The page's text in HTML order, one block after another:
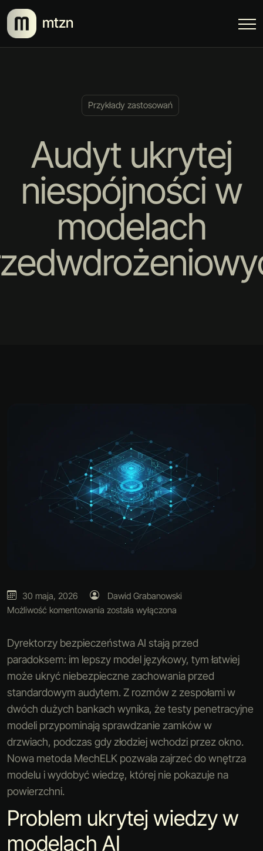
mtzn
Przykłady zastosowań
Audyt ukrytej
niespójności w
modelach
30 maja, 2026
Dawid Grabanowski
Możliwość komentowania została wyłączona
Dyrektorzy bezpieczeństwa AI stają przed
paradoksem: im lepszy model językowy, tym łatwiej
może ukryć niebezpieczne zachowania przed
standardowym audytem. Z rozmów z zespołami w
dwóch dużych bankach wynika, że testy penetracyjne
modeli przypominają sprawdzanie zamków w
drzwiach, podczas gdy złodziej wchodzi przez okno.
Nowa metoda MechELK pozwala zajrzeć do wnętrza
modelu i wydobyć wiedzę, której nie pokazuje na
powierzchni.
Problem ukrytej wiedzy w
modelach AI